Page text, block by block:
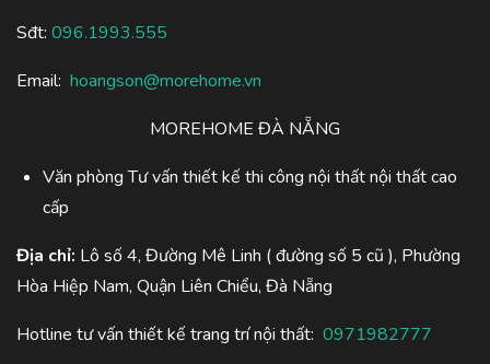
Sđt: 096.1993.555
Email: hoangson@morehome.vn
MOREHOME ĐÀ NẴNG
Văn phòng Tư vấn thiết kế thi công nội thất nội thất cao
cấp
Địa chỉ: Lô số 4, Đường Mê Linh ( đường số 5 cũ ), Phường
Hòa Hiệp Nam, Quận Liên Chiểu, Đà Nẵng
Hotline tư vấn thiết kế trang trí nội thất: 0971982777